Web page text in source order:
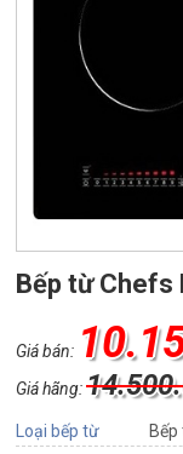
Bếp từ Chefs
Giá bán:
Giá hãng:
Loại bếp từ